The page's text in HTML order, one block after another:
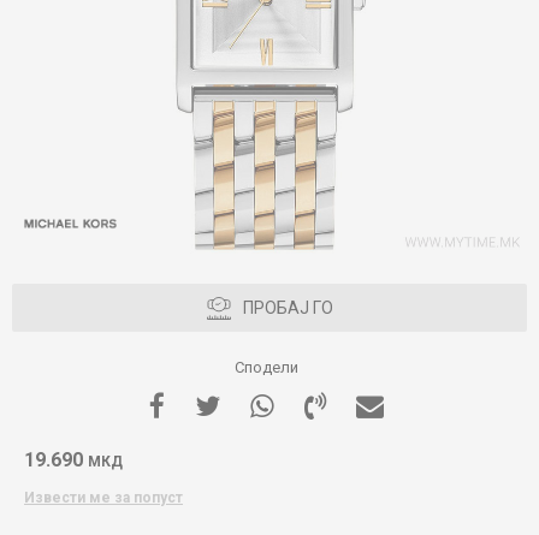
ПРОБАЈ ГО
Сподели
19.690 МКД
Извести ме за попуст